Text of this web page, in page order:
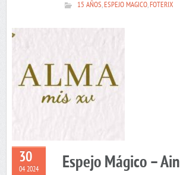
15 AÑOS,ESPEJO MAGICO,FOTERIX
30
04 2024 Espejo Mágico – Ain